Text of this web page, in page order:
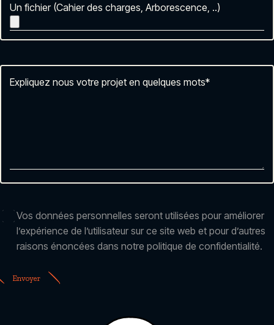
Un fichier (Cahier des charges, Arborescence, ..)
Expliquez nous votre projet en quelques mots*
RGPDVos données personnelles seront utilisées pour améliorer
l’expérience de l’utilisateur sur ce site web et pour d’autres
raisons énoncées dans notre politique de confidentialité.
Envoyer